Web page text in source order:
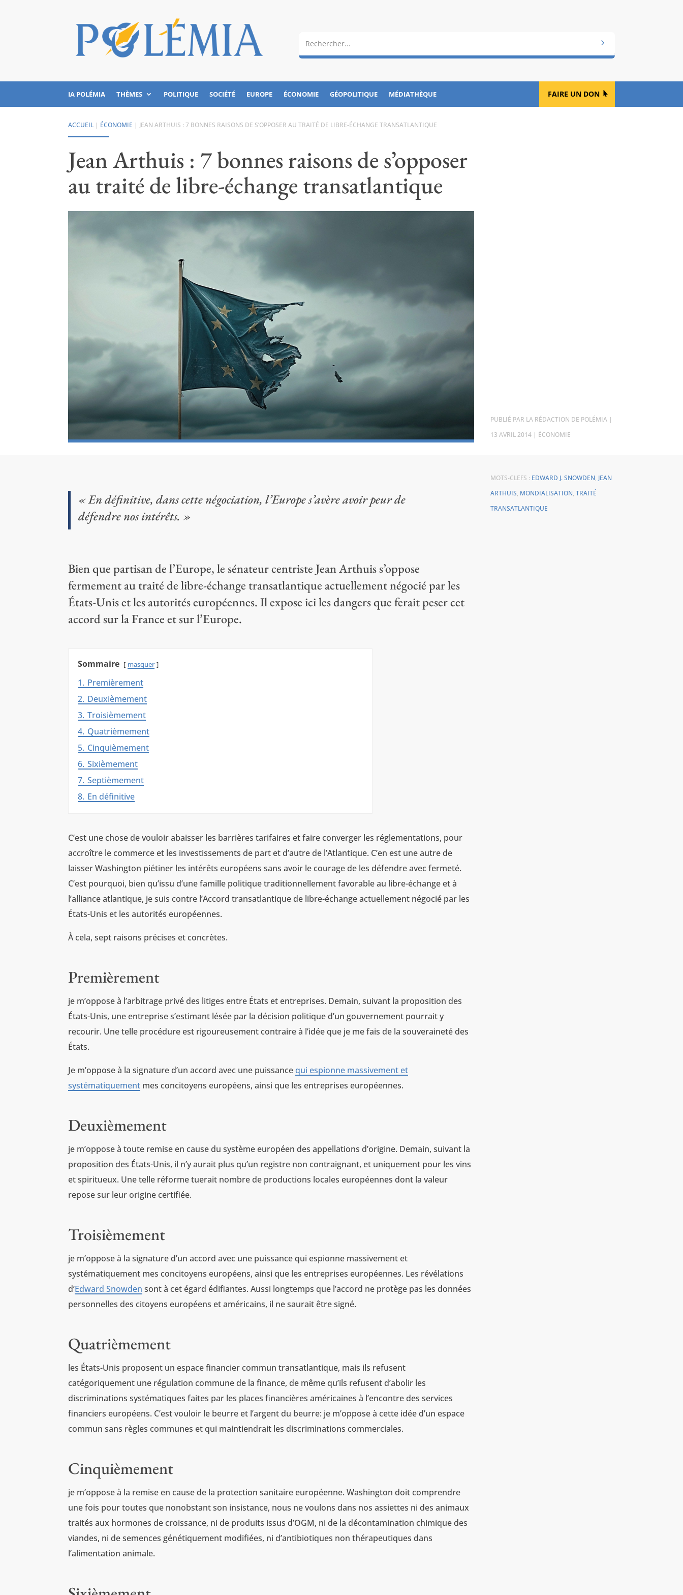
IA POLÉMIA THÈMES POLITIQUE SOCIÉTÉ EUROPE ÉCONOMIE GÉOPOLITIQUE MÉDIATHÈQUE FAIRE UN DON
ACCUEIL | ÉCONOMIE | JEAN ARTHUIS : 7 BONNES RAISONS DE S’OPPOSER AU TRAITÉ DE LIBRE-ÉCHANGE TRANSATLANTIQUE
Jean Arthuis : 7 bonnes raisons de s’opposer
au traité de libre-échange transatlantique
PAR LA RÉDACTION DE POLÉMIA |
13 AVRIL 2014 | ÉCONOMIE
« En définitive, dans cette négociation, l’Europe s’avère avoir peur de
défendre nos intérêts. »
Bien que partisan de l’Europe, le sénateur centriste Jean Arthuis s’oppose
fermement au traité de libre-échange transatlantique actuellement négocié par les
États-Unis et les autorités européennes. Il expose ici les dangers que ferait peser cet
accord sur la France et sur l’Europe.
Sommaire masquer
1. Premièrement
2. Deuxièmement
3. Troisièmement
4. Quatrièmement
5. Cinquièmement
6. Sixièmement
7. Septièmement
8. En définitive
C’est une chose de vouloir abaisser les barrières tarifaires et faire converger les réglementations, pour
accroître le commerce et les investissements de part et d’autre de l’Atlantique. C’en est une autre de
laisser Washington piétiner les intérêts européens sans avoir le courage de les défendre avec fermeté.
C’est pourquoi, bien qu’issu d’une famille politique traditionnellement favorable au libre-échange et à
l’alliance atlantique, je suis contre l’Accord transatlantique de libre-échange actuellement négocié par les
États-Unis et les autorités européennes.
À cela, sept raisons précises et concrètes.
Premièrement
je m’oppose à l’arbitrage privé des litiges entre États et entreprises. Demain, suivant la proposition des
États-Unis, une entreprise s’estimant lésée par la décision politique d’un gouvernement pourrait y
recourir. Une telle procédure est rigoureusement contraire à l’idée que je me fais de la souveraineté des
États.
Je m’oppose à la signature d’un accord avec une puissancequi espionne massivement et
systématiquement mes concitoyens européens, ainsi que les entreprises européennes.
Deuxièmement
je m’oppose à toute remise en cause du système européen des appellations d’origine. Demain, suivant la
proposition des États-Unis, il n’y aurait plus qu’un registre non contraignant, et uniquement pour les vins
et spiritueux. Une telle réforme tuerait nombre de productions locales européennes dont la valeur
repose sur leur origine certifiée.
Troisièmement
je m’oppose à la signature d’un accord avec une puissance qui espionne massivement et
systématiquement mes concitoyens européens, ainsi que les entreprises européennes. Les révélations
d’Edward Snowden sont à cet égard édifiantes. Aussi longtemps que l’accord ne protège pas les données
personnelles des citoyens européens et américains, il ne saurait être signé.
Quatrièmement
les États-Unis proposent un espace financier commun transatlantique, mais ils refusent
catégoriquement une régulation commune de la finance, de même qu’ils refusent d’abolir les
discriminations systématiques faites par les places financières américaines à l’encontre des services
financiers européens. C’est vouloir le beurre et l’argent du beurre: je m’oppose à cette idée d’un espace
commun sans règles communes et qui maintiendrait les discriminations commerciales.
Cinquièmement
je m’oppose à la remise en cause de la protection sanitaire européenne. Washington doit comprendre
une fois pour toutes que nonobstant son insistance, nous ne voulons dans nos assiettes ni des animaux
traités aux hormones de croissance, ni de produits issus d’OGM, ni de la décontamination chimique des
viandes, ni de semences génétiquement modifiées, ni d’antibiotiques non thérapeutiques dans
l’alimentation animale.
MOTS-CLEFS : EDWARD J. SNOWDEN, JEAN
ARTHUIS, MONDIALISATION, TRAITÉ
TRANSATLANTIQUE